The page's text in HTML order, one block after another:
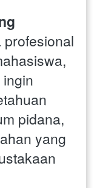
profesional
pidana,
yang